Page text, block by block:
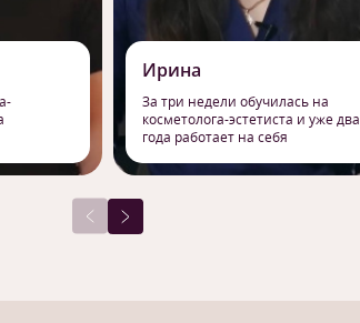
Ирина
За три недели обучилась на
косметолога-эстетиста и уже два
года работает на себя